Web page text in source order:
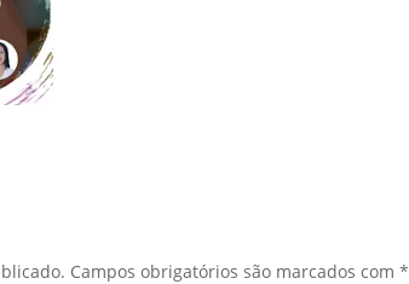
Campos obrigatórios são marcados com*